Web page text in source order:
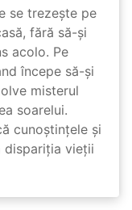
se trezește pe
fără să-și
acolo. Pe
începe să-și
misterul
soarelui.
cunoștințele și
dispariția vieții